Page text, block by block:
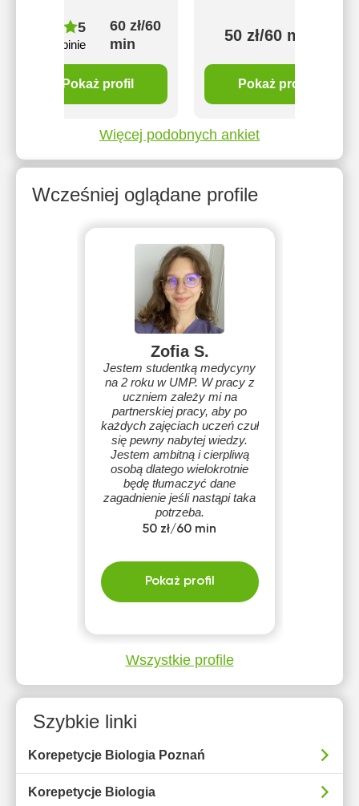
5
2 opinie
60 zł/60
min
Pokaż profil
50 zł/60 min
Pokaż profil
Więcej podobnych ankiet
Wcześniej oglądane profile
Zofia S.
Jestem studentką medycyny
na 2 roku w UMP. W pracy z
uczniem zależy mi na
partnerskiej pracy, aby po
każdych zajęciach uczeń czuł
się pewny nabytej wiedzy.
Jestem ambitną i cierpliwą
osobą dlatego wielokrotnie
będę tłumaczyć dane
zagadnienie jeśli nastąpi taka
potrzeba.
50 zł/60 min
Pokaż profil
Wszystkie profile
Szybkie linki
Korepetycje Biologia Poznań
Korepetycje Biologia